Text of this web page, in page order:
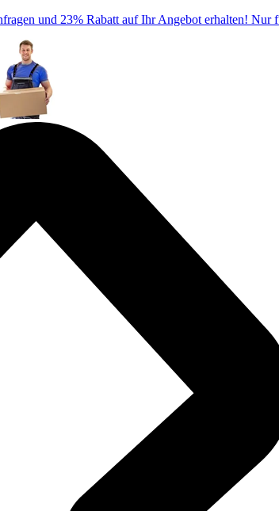
und 23% Rabatt auf Ihr Angebot erhalten! Nur